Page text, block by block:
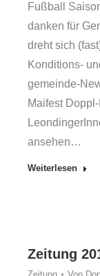
Fußball
danken für
dreht sich
Konditions-
gemeinde-
Maifest
ansehen…
Weiterlesen
Zeitung